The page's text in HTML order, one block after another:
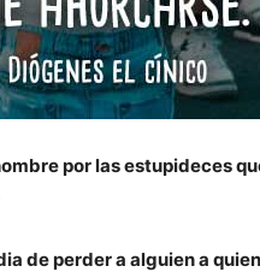
por las estupideces
de perder a alguien a